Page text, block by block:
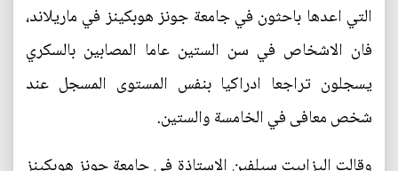
التي اعدها باحثون في جامعة جونز هوبكينز في ماريلاند،
فان الاشخاص في سن الستين عاما المصابين بالسكري
يسجلون تراجعا ادراكيا بنفس المستوى المسجل عند
شخص معافى في الخامسة والستين.